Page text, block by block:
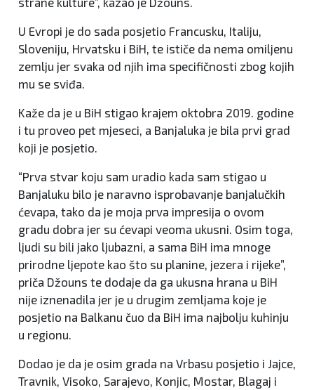
U Evropi je do sada posjetio Francusku, Italiju,
Sloveniju, Hrvatsku i BiH, te ističe da nema omiljenu
zemlju jer svaka od njih ima specifičnosti zbog kojih
mu se sviđa.
Kaže da je u BiH stigao krajem oktobra 2019. godine
i tu proveo pet mjeseci, a Banjaluka je bila prvi grad
koji je posjetio.
“Prva stvar koju sam uradio kada sam stigao u
Banjaluku bilo je naravno isprobavanje banjalučkih
ćevapa, tako da je moja prva impresija o ovom
gradu dobra jer su ćevapi veoma ukusni. Osim toga,
ljudi su bili jako ljubazni, a sama BiH ima mnoge
prirodne ljepote kao što su planine, jezera i rijeke”,
priča Džouns te dodaje da ga ukusna hrana u BiH
nije iznenadila jer je u drugim zemljama koje je
posjetio na Balkanu čuo da BiH ima najbolju kuhinju
u regionu.
Dodao je da je osim grada na Vrbasu posjetio i Jajce,
Travnik, Visoko, Sarajevo, Konjic, Mostar, Blagaj i